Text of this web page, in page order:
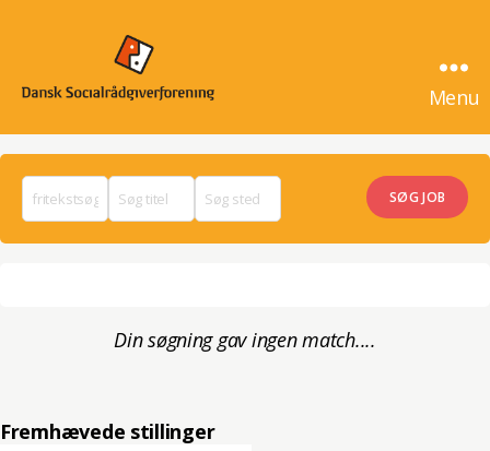
Menu
Din søgning gav ingen match....
Fremhævede stillinger